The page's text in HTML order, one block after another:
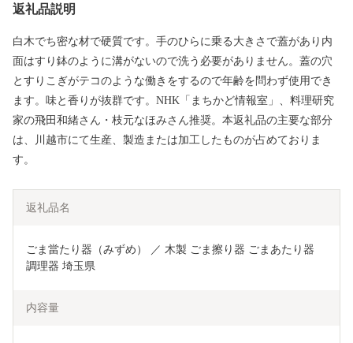
返礼品説明
白木でち密な材で硬質です。手のひらに乗る大きさで蓋があり内
面はすり鉢のように溝がないので洗う必要がありません。蓋の穴
とすりこぎがテコのような働きをするので年齢を問わず使用でき
ます。味と香りが抜群です。NHK「まちかど情報室」、料理研究
家の飛田和緒さん・枝元なほみさん推奨。本返礼品の主要な部分
は、川越市にて生産、製造または加工したものが占めておりま
す。
返礼品名
ごま當たり器（みずめ） ／ 木製 ごま擦り器 ごまあたり器
調理器 埼玉県
内容量